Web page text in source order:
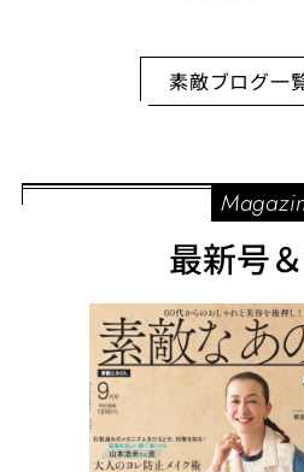
素敵ブログ一
最新号